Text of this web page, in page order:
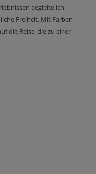
begleite ich
Freiheit. Mit Farben
die Reise, die zu einer